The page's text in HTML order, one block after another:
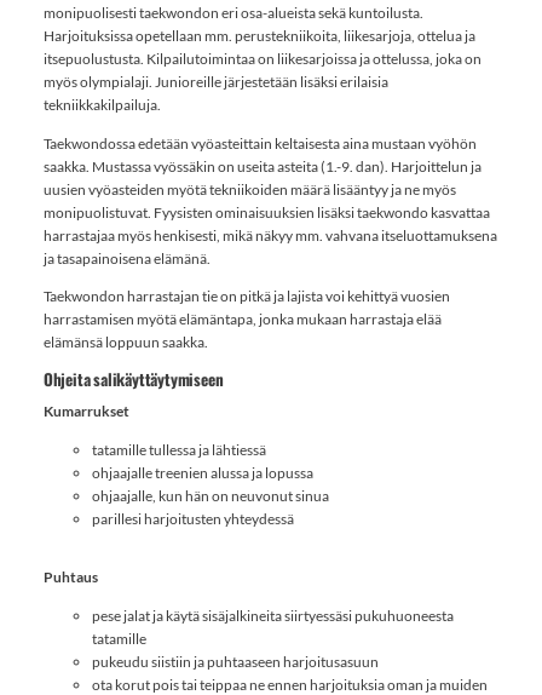
monipuolisesti taekwondon eri osa-alueista sekä kuntoilusta.
Harjoituksissa opetellaan mm. perustekniikoita, liikesarjoja, ottelua ja
itsepuolustusta. Kilpailutoimintaa on liikesarjoissa ja ottelussa, joka on
myös olympialaji. Junioreille järjestetään lisäksi erilaisia
tekniikkakilpailuja.
Taekwondossa edetään vyöasteittain keltaisesta aina mustaan vyöhön
saakka. Mustassa vyössäkin on useita asteita (1.-9. dan). Harjoittelun ja
uusien vyöasteiden myötä tekniikoiden määrä lisääntyy ja ne myös
monipuolistuvat. Fyysisten ominaisuuksien lisäksi taekwondo kasvattaa
harrastajaa myös henkisesti, mikä näkyy mm. vahvana itseluottamuksena
ja tasapainoisena elämänä.
Taekwondon harrastajan tie on pitkä ja lajista voi kehittyä vuosien
harrastamisen myötä elämäntapa, jonka mukaan harrastaja elää
elämänsä loppuun saakka.
Ohjeita salikäyttäytymiseen
Kumarrukset
tatamille tullessa ja lähtiessä
ohjaajalle treenien alussa ja lopussa
ohjaajalle, kun hän on neuvonut sinua
parillesi harjoitusten yhteydessä
Puhtaus
pese jalat ja käytä sisäjalkineita siirtyessäsi pukuhuoneesta
tatamille
pukeudu siistiin ja puhtaaseen harjoitusasuun
ota korut pois tai teippaa ne ennen harjoituksia oman ja muiden